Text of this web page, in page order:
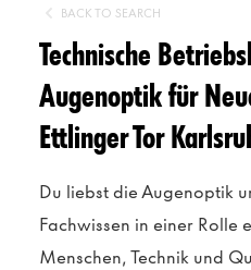
BACK TO SEARCH
Technische
Augenoptik für
Ettlinger Tor
Du liebst die Augenoptik
Fachwissen in einer Rolle
Menschen, Technik und